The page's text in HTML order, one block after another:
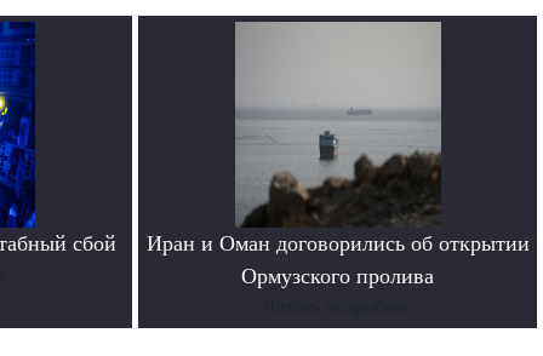
сбой
Иран и Оман договорились об открытии
Ормузского пролива